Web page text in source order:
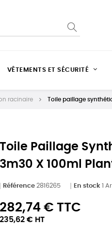
VÊTEMENTS ET SÉCURITÉ
racinaire Toile paillage
Toile Paillage
3m30 X 100ml
Référence 2816265 En stock 1
282,74 € TTC
235,62 € HT